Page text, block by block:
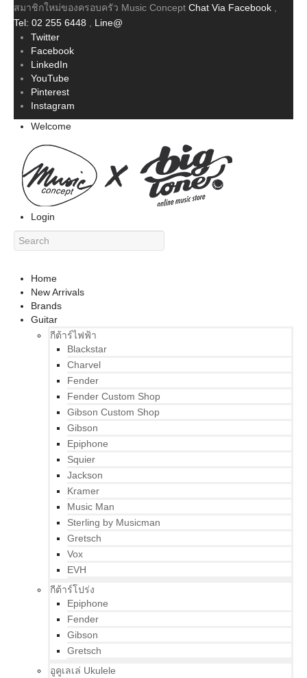
สมาชิกใหม่ของครอบครัว Music Concept Chat Via Facebook
Tel: 02 255 6448
Line@
Twitter
Facebook
LinkedIn
YouTube
Pinterest
Instagram
Welcome
Login
Home
New Arrivals
Brands
Guitar
กีต้าร์ไฟฟ้า
Blackstar
Charvel
Fender
Fender Custom Shop
Gibson Custom Shop
Gibson
Epiphone
Squier
Jackson
Kramer
Music Man
Sterling by Musicman
Gretsch
Vox
EVH
กีต้าร์โปร่ง
Epiphone
Fender
Gibson
Gretsch
อูคูเลเล่ Ukulele